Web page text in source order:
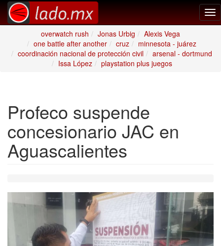
overwatch rush
Jonas Urbig
Alexis Vega
one battle after another
cruz
minnesota - juárez
coordinación nacional de protección civil
arsenal - dortmund
Issa López
playstation plus juegos
Profeco suspende
concesionario JAC en
Aguascalientes